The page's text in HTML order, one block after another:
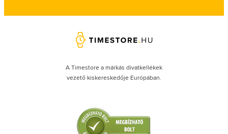
A Timestore a márkás divatkellékek
vezető kiskereskedője Európában.